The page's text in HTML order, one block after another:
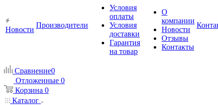
Новости
Производители
Условия
оплаты
Условия
доставки
Гарантия
на товар
О
компании
Новости
Отзывы
Контакты
Сравнение0
Отложенные 0
Корзина 0
Каталог